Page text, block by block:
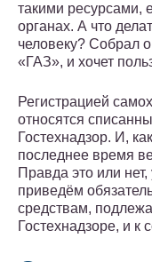
такими ресурсами,
органах. А что
человеку? Собрал
«ГАЗ», и хочет
Регистрацией
относятся
Гостехнадзор. И,
последнее время
Правда это или
приведём
средствам,
Гостехнадзоре, и к